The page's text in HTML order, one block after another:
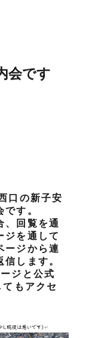
会です
口の新子安
す。
、回覧を通
ジを通して
ージから連
します。
ジと公式
もアクセ